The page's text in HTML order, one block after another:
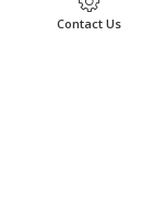
Contact Us